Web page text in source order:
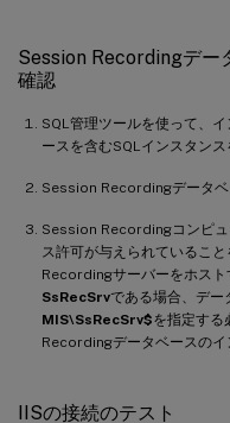
Session Recordingデー
確認
SQL管理ツールを使って、
ースを含むSQLインスタンス
Session Recordingデータベ
Session Recordingコンピュ
ス許可が与えられているこ
Recordingサーバーをホス
SsRecSrvである場合、デー
MIS\SsRecSrv$を指定する
Recordingデータベースのイ
IISの接続のテスト